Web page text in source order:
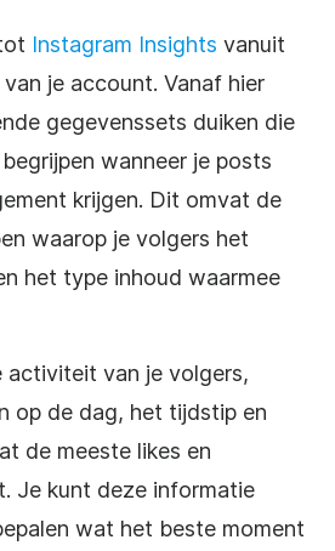
Instagram Insights vanuit
je account. Vanaf hier
gegevenssets duiken die
wanneer je posts
krijgen. Dit omvat de
waarop je volgers het
het type inhoud waarmee
activiteit van je volgers,
op de dag, het tijdstip en
de meeste likes en
Je kunt deze informatie
wat het beste moment